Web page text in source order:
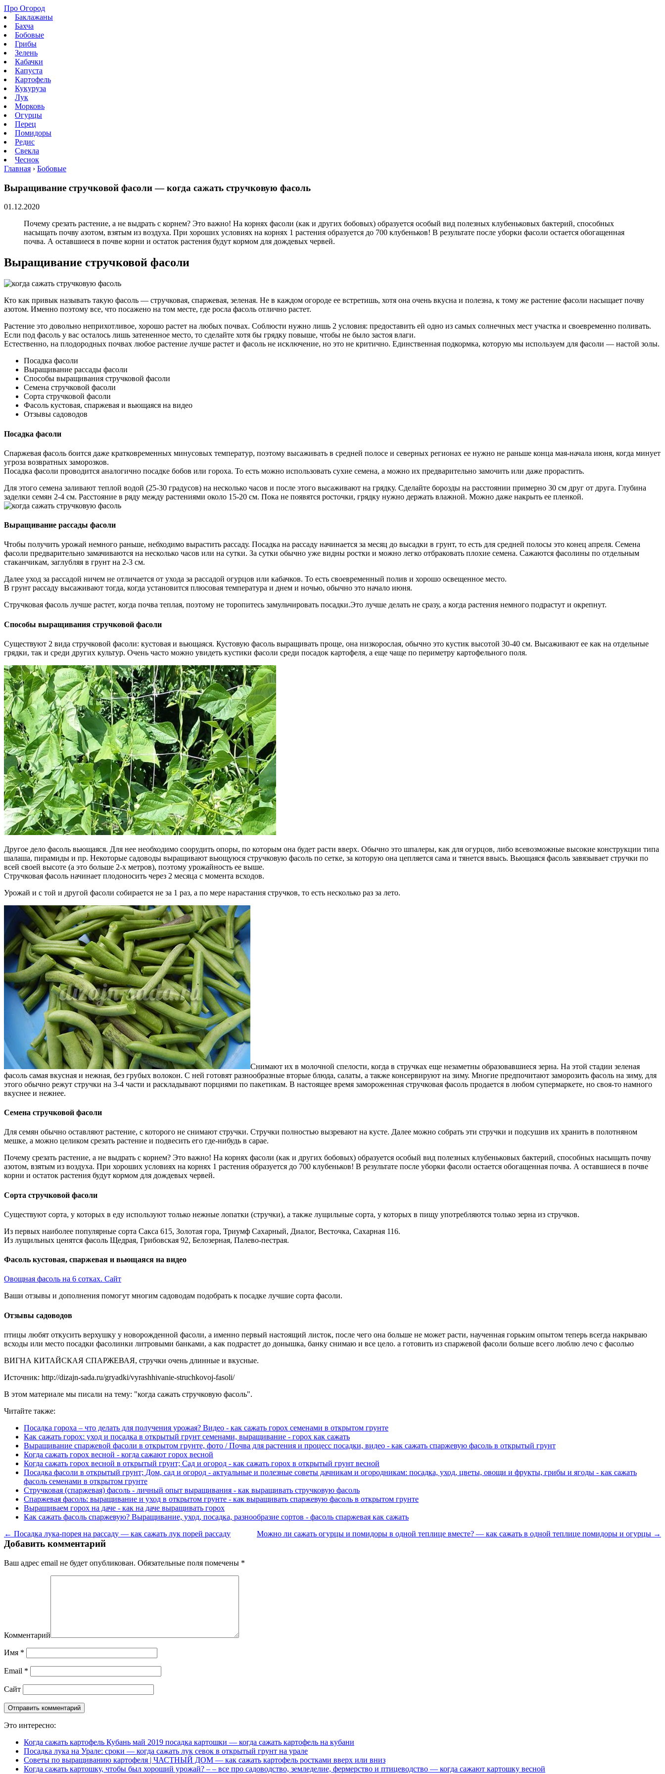
Про Огород
Баклажаны
Бахча
Бобовые
Грибы
Зелень
Кабачки
Капуста
Картофель
Кукуруза
Лук
Морковь
Огурцы
Перец
Помидоры
Редис
Свекла
Чеснок
Главная › Бобовые
Выращивание стручковой фасоли — когда сажать стручковую фасоль
01.12.2020
Почему срезать растение, а не выдрать с корнем? Это важно! На корнях фасоли (как и других бобовых) образуется особый вид полезных клубеньковых бактерий, способных
насыщать почву азотом, взятым из воздуха. При хороших условиях на корнях 1 растения образуется до 700 клубеньков! В результате после уборки фасоли остается обогащенная
почва. А оставшиеся в почве корни и остаток растения будут кормом для дождевых червей.
Выращивание стручковой фасоли
Кто как привык называть такую фасоль — стручковая, спаржевая, зеленая. Не в каждом огороде ее встретишь, хотя она очень вкусна и полезна, к тому же растение фасоли насыщает почву
азотом. Именно поэтому все, что посажено на том месте, где росла фасоль отлично растет.
Растение это довольно неприхотливое, хорошо растет на любых почвах. Соблюсти нужно лишь 2 условия: предоставить ей одно из самых солнечных мест участка и своевременно поливать.
Если под фасоль у вас осталось лишь затененное место, то сделайте хотя бы грядку повыше, чтобы не было застоя влаги.
Естественно, на плодородных почвах любое растение лучше растет и фасоль не исключение, но это не критично. Единственная подкормка, которую мы используем для фасоли — настой золы.
Посадка фасоли
Выращивание рассады фасоли
Способы выращивания стручковой фасоли
Семена стручковой фасоли
Сорта стручковой фасоли
Фасоль кустовая, спаржевая и вьющаяся на видео
Отзывы садоводов
Посадка фасоли
Спаржевая фасоль боится даже кратковременных минусовых температур, поэтому высаживать в средней полосе и северных регионах ее нужно не раньше конца мая-начала июня, когда минует
угроза возвратных заморозков.
Посадка фасоли проводится аналогично посадке бобов или гороха. То есть можно использовать сухие семена, а можно их предварительно замочить или даже прорастить.
Для этого семена заливают теплой водой (25-30 градусов) на несколько часов и после этого высаживают на грядку. Сделайте борозды на расстоянии примерно 30 см друг от друга. Глубина
заделки семян 2-4 см. Расстояние в ряду между растениями около 15-20 см. Пока не появятся росточки, грядку нужно держать влажной. Можно даже накрыть ее пленкой.
Выращивание рассады фасоли
Чтобы получить урожай немного раньше, небходимо вырастить рассаду. Посадка на рассаду начинается за месяц до высадки в грунт, то есть для средней полосы это конец апреля. Семена
фасоли предварительно замачиваются на несколько часов или на сутки. За сутки обычно уже видны ростки и можно легко отбраковать плохие семена. Сажаются фасолины по отдельным
стаканчикам, заглубляя в грунт на 2-3 см.
Далее уход за рассадой ничем не отличается от ухода за рассадой огурцов или кабачков. То есть своевременный полив и хорошо освещенное место.
В грунт рассаду высаживают тогда, когда установится плюсовая температура и днем и ночью, обычно это начало июня.
Стручковая фасоль лучше растет, когда почва теплая, поэтому не торопитесь замульчировать посадки.Это лучше делать не сразу, а когда растения немного подрастут и окрепнут.
Способы выращивания стручковой фасоли
Существуют 2 вида стручковой фасоли: кустовая и вьющаяся. Кустовую фасоль выращивать проще, она низкорослая, обычно это кустик высотой 30-40 см. Высаживают ее как на отдельные
грядки, так и среди других культур. Очень часто можно увидеть кустики фасоли среди посадок картофеля, а еще чаще по периметру картофельного поля.
Другое дело фасоль вьющаяся. Для нее необходимо соорудить опоры, по которым она будет расти вверх. Обычно это шпалеры, как для огурцов, либо всевозможные высокие конструкции типа
шалаша, пирамиды и пр. Некоторые садоводы выращивают вьющуюся стручковую фасоль по сетке, за которую она цепляется сама и тянется ввысь. Вьющаяся фасоль завязывает стручки по
всей своей высоте (а это больше 2-х метров), поэтому урожайность ее выше.
Стручковая фасоль начинает плодоносить через 2 месяца с момента всходов.
Урожай и с той и другой фасоли собирается не за 1 раз, а по мере нарастания стручков, то есть несколько раз за лето.
Снимают их в молочной спелости, когда в стручках еще незаметны образовавшиеся зерна. На этой стадии зеленая
фасоль самая вкусная и нежная, без грубых волокон. С ней готовят разнообразные вторые блюда, салаты, а также консервируют на зиму. Многие предпочитают заморозить фасоль на зиму, для
этого обычно режут стручки на 3-4 части и раскладывают порциями по пакетикам. В настоящее время замороженная стручковая фасоль продается в любом супермаркете, но своя-то намного
вкуснее и нежнее.
Семена стручковой фасоли
Для семян обычно оставляют растение, с которого не снимают стручки. Стручки полностью вызревают на кусте. Далее можно собрать эти стручки и подсушив их хранить в полотняном
мешке, а можно целиком срезать растение и подвесить его где-нибудь в сарае.
Почему срезать растение, а не выдрать с корнем? Это важно! На корнях фасоли (как и других бобовых) образуется особый вид полезных клубеньковых бактерий, способных насыщать почву
азотом, взятым из воздуха. При хороших условиях на корнях 1 растения образуется до 700 клубеньков! В результате после уборки фасоли остается обогащенная почва. А оставшиеся в почве
корни и остаток растения будут кормом для дождевых червей.
Сорта стручковой фасоли
Существуют сорта, у которых в еду используют только нежные лопатки (стручки), а также лущильные сорта, у которых в пищу употребляются только зерна из стручков.
Из первых наиболее популярные сорта Сакса 615, Золотая гора, Триумф Сахарный, Диалог, Весточка, Сахарная 116.
Из лущильных ценятся фасоль Щедрая, Грибовская 92, Белозерная, Палево-пестрая.
Фасоль кустовая, спаржевая и вьющаяся на видео
Овощная фасоль на 6 сотках. Сайт
Ваши отзывы и дополнения помогут многим садоводам подобрать к посадке лучшие сорта фасоли.
Отзывы садоводов
птицы любят откусить верхушку у новорожденной фасоли, а именно первый настоящий листок, после чего она больше не может расти, наученная горьким опытом теперь всегда накрываю
всходы или место посадки фасолинки литровыми банками, а как подрастет до донышка, банку снимаю и все цело. а готовить из спаржевой фасоли больше всего люблю лечо с фасолью
ВИГНА КИТАЙСКАЯ СПАРЖЕВАЯ, стручки очень длинные и вкусные.
Источник: http://dizajn-sada.ru/gryadki/vyrashhivanie-struchkovoj-fasoli/
В этом материале мы писали на тему: "когда сажать стручковую фасоль".
Читайте также:
Посадка гороха – что делать для получения урожая? Видео - как сажать горох семенами в открытом грунте
Как сажать горох: уход и посадка в открытый грунт семенами, выращивание - горох как сажать
Выращивание спаржевой фасоли в открытом грунте, фото / Почва для растения и процесс посадки, видео - как сажать спаржевую фасоль в открытый грунт
Когда сажать горох весной - когда сажают горох весной
Когда сажать горох весной в открытый грунт; Сад и огород - как сажать горох в открытый грунт весной
Посадка фасоли в открытый грунт; Дом, сад и огород - актуальные и полезные советы дачникам и огородникам: посадка, уход, цветы, овощи и фрукты, грибы и ягоды - как сажать
фасоль семенами в открытом грунте
Стручковая (спаржевая) фасоль - личный опыт выращивания - как выращивать стручковую фасоль
Спаржевая фасоль: выращивание и уход в открытом грунте - как выращивать спаржевую фасоль в открытом грунте
Выращиваем горох на даче - как на даче выращивать горох
Как сажать фасоль спаржевую? Выращивание, уход, посадка, разнообразие сортов - фасоль спаржевая как сажать
← Посадка лука-порея на рассаду — как сажать лук порей рассаду
Можно ли сажать огурцы и помидоры в одной теплице вместе? — как сажать в одной теплице помидоры и огурцы →
Добавить комментарий
Ваш адрес email не будет опубликован. Обязательные поля помечены *
Комментарий
Имя *
Email *
Сайт
Это интересно:
Когда сажать картофель Кубань май 2019 посадка картошки — когда сажать картофель на кубани
Посадка лука на Урале: сроки — когда сажать лук севок в открытый грунт на урале
Советы по выращиванию картофеля | ЧАСТНЫЙ ДОМ — как сажать картофель ростками вверх или вниз
Когда сажать картошку, чтобы был хороший урожай? – – все про садоводство, земледелие, фермерство и птицеводство — когда сажают картошку весной